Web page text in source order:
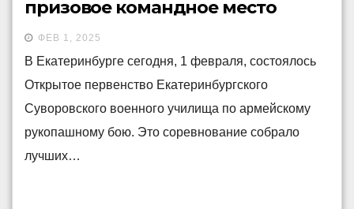
призовое командное место
ФЕВ 1, 2025
В Екатеринбурге сегодня, 1 февраля, состоялось
Открытое первенство Екатеринбургского
Суворовского военного училища по армейскому
рукопашному бою. Это соревнование собрало
лучших…